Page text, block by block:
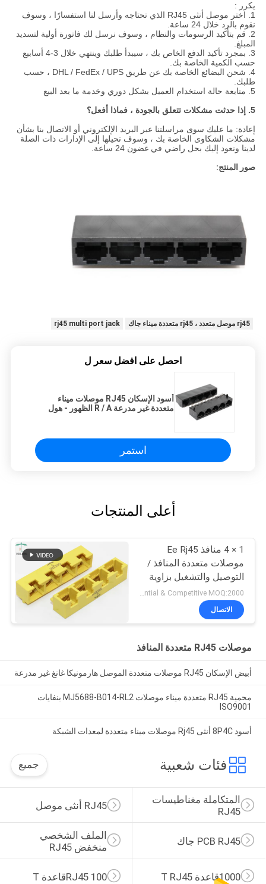
يكرر :
1. اختر موصل أنثى RJ45 الذي تحتاجه وأرسل لنا استفسارًا ، وسوف
نقوم بالرد خلال 24 ساعة.
2. قم بتأكيد الرسومات والنظام ، وسوف نرسل لك فاتورة أولية لتسديد
المبلغ.
3. بمجرد تأكيد الدفع الخاص بك ، سيبدأ طلبك وينتهي خلال 3-4 أسابيع
حسب الكمية الخاصة بك.
4. شحن البضائع الخاصة بك عن طريق DHL / FedEx / UPS ، حسب
طلبك.
5. متابعة حالة استخدام العميل بشكل دوري وخدمة ما بعد البيع
5. إذا حدثت مشكلات تتعلق بالجودة ، فماذا أفعل؟
إعادة: ما عليك سوى مراسلتنا عبر البريد الإلكتروني أو الاتصال بنا بشأن
مشكلات الشكاوى الخاصة بك ، وسوف نحيلها إلى الإدارات ذات الصلة
لدينا ونعود إليك بحل راضي في غضون 24 ساعة.
صور المنتج:
rj45 موصل متعدد ، rj45 متعددة ميناء جاك rj45 multi port jack
احصل على افضل سعر ل
أسود الإسكان RJ45 موصلات ميناء
متعددة غير مدرعة R / A الظهور - هول
استمر
أعلى المنتجات
1 × 4 منافذ Ee Rj45
موصلات متعددة المنافذ /
التوصيل والتشغيل بزاوية
الزاوية اليمنى RJ45
Bticino Lan Port
Preferential & Competitive MOQ:2000
الاتصال
موصلات RJ45 متعددة المنافذ
أبيض الإسكان RJ45 موصلات متعددة الموصل هارمونيكا غانغ غير مدرعة
محمية RJ45 متعددة ميناء موصلات MJ5688-B014-RL2 بنفايات
ISO9001
أسود 8P4C أنثى Rj45 موصلات ميناء متعددة لمعدات الشبكة
فئات شعبية جميع
RJ45 أنثى موصل
المتكاملة مغناطيسات
RJ45
الملف الشخصي
منخفض RJ45
PCB RJ45 جاك
RJ45 100قاعدة T 1000قاعدة T RJ45